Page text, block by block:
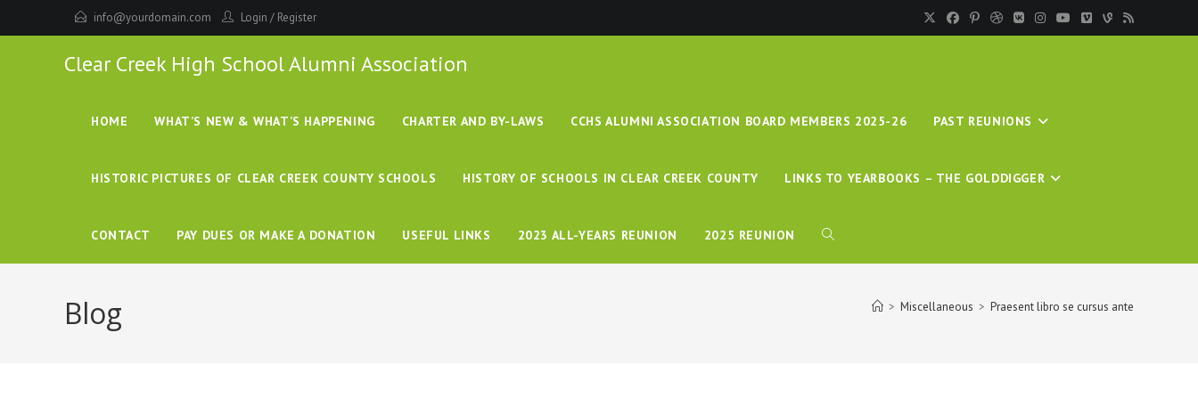
info@yourdomain.com Login / Register
Clear Creek High School Alumni Association
HOME WHAT’S NEW & WHAT’S HAPPENING CHARTER AND BY-LAWS CCHS ALUMNI ASSOCIATION BOARD MEMBERS 2025-26 PAST REUNIONS
HISTORIC PICTURES OF CLEAR CREEK COUNTY SCHOOLS HISTORY OF SCHOOLS IN CLEAR CREEK COUNTY LINKS TO YEARBOOKS – THE GOLDDIGGER
CONTACT PAY DUES OR MAKE A DONATION USEFUL LINKS 2023 ALL-YEARS REUNION 2025 REUNION
Blog > Miscellaneous > Praesent libro se cursus ante